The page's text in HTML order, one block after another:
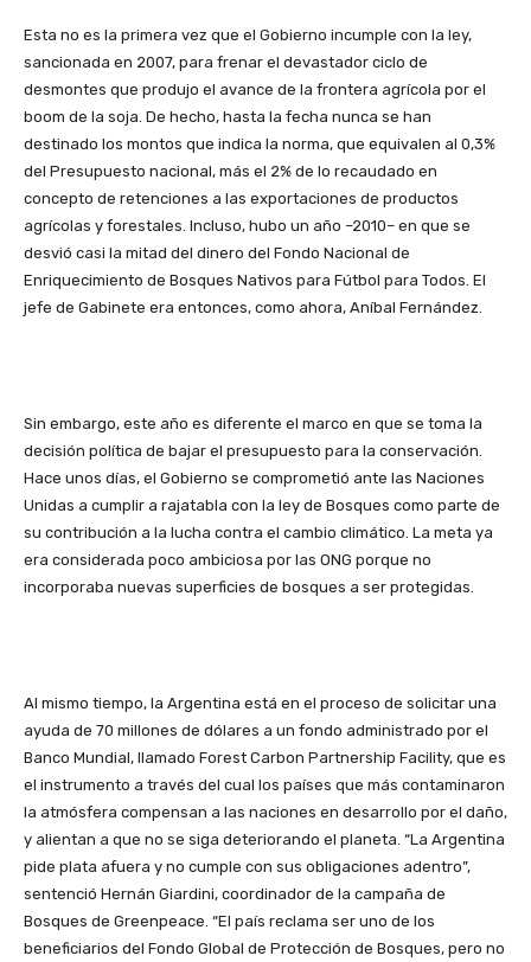
Esta no es la primera vez que el Gobierno incumple con la ley,
sancionada en 2007, para frenar el devastador ciclo de
desmontes que produjo el avance de la frontera agrícola por el
boom de la soja. De hecho, hasta la fecha nunca se han
destinado los montos que indica la norma, que equivalen al 0,3%
del Presupuesto nacional, más el 2% de lo recaudado en
concepto de retenciones a las exportaciones de productos
agrícolas y forestales. Incluso, hubo un año –2010– en que se
desvió casi la mitad del dinero del Fondo Nacional de
Enriquecimiento de Bosques Nativos para Fútbol para Todos. El
jefe de Gabinete era entonces, como ahora, Aníbal Fernández.
Sin embargo, este año es diferente el marco en que se toma la
decisión política de bajar el presupuesto para la conservación.
Hace unos días, el Gobierno se comprometió ante las Naciones
Unidas a cumplir a rajatabla con la ley de Bosques como parte de
su contribución a la lucha contra el cambio climático. La meta ya
era considerada poco ambiciosa por las ONG porque no
incorporaba nuevas superficies de bosques a ser protegidas.
Al mismo tiempo, la Argentina está en el proceso de solicitar una
ayuda de 70 millones de dólares a un fondo administrado por el
Banco Mundial, llamado Forest Carbon Partnership Facility, que es
el instrumento a través del cual los países que más contaminaron
la atmósfera compensan a las naciones en desarrollo por el daño,
y alientan a que no se siga deteriorando el planeta. “La Argentina
pide plata afuera y no cumple con sus obligaciones adentro”,
sentenció Hernán Giardini, coordinador de la campaña de
Bosques de Greenpeace. “El país reclama ser uno de los
beneficiarios del Fondo Global de Protección de Bosques, pero no